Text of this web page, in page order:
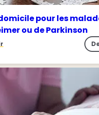
pour les
ou de Parkinson